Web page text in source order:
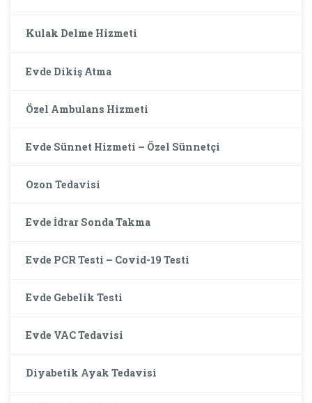
Kulak Delme Hizmeti
Evde Dikiş Atma
Özel Ambulans Hizmeti
Evde Sünnet Hizmeti – Özel Sünnetçi
Ozon Tedavisi
Evde İdrar Sonda Takma
Evde PCR Testi – Covid-19 Testi
Evde Gebelik Testi
Evde VAC Tedavisi
Diyabetik Ayak Tedavisi